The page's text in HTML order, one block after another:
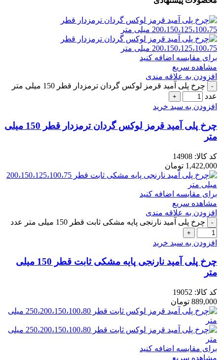
برای مقایسه اضافه کنید
مشاهده سریع
افزودن به علاقه مندی
چرخ پلی آمید قرمز لوکس گردان ترمزدار قطر 150 میلی متر
عدد
افزودن به سبد خرید
چرخ پلی آمید قرمز لوکس گردان ترمزدار قطر 150 میلی
متر
کد کالا: 14908
1,422,000 تومان
برای مقایسه اضافه کنید
مشاهده سریع
افزودن به علاقه مندی
چرخ پلی آمید نارنجی پایه مشکی ثابت قطر 150 میلی متر عدد
افزودن به سبد خرید
چرخ پلی آمید نارنجی پایه مشکی ثابت قطر 150 میلی
متر
کد کالا: 19052
889,000 تومان
برای مقایسه اضافه کنید
مشاهده سریع